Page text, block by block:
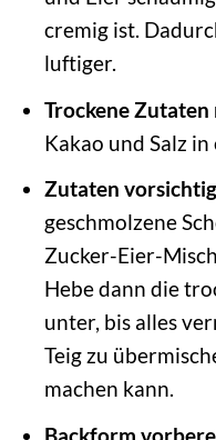
cremig ist.
luftiger.
Trockene Zutaten
Kakao und Salz
Zutaten
geschmolzene
Zucker-Eier-
Hebe dann die
unter, bis alles
Teig zu
machen kann.